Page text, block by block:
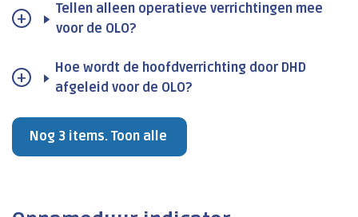
Tellen alleen operatieve verrichtingen mee
voor de OLO?
Hoe wordt de hoofdverrichting door DHD
afgeleid voor de OLO?
Nog 3 items. Toon alle